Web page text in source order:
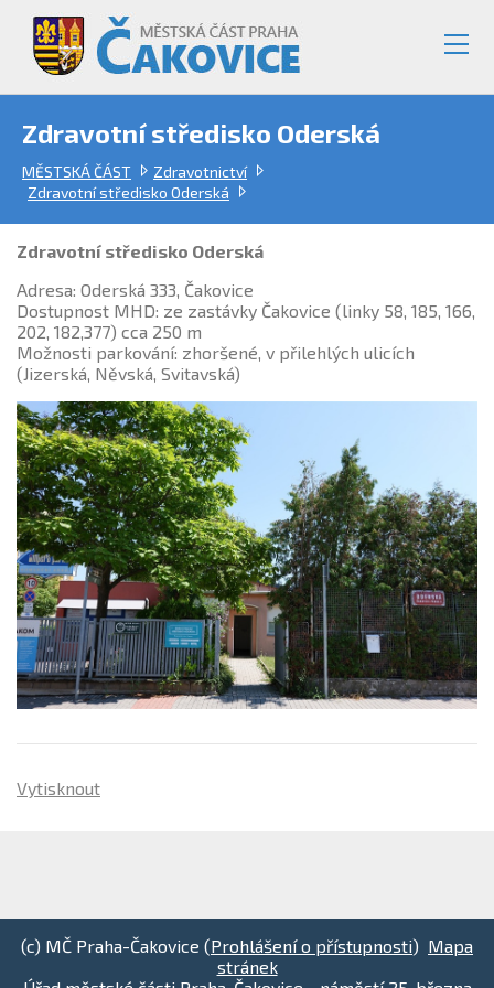
Zdravotní středisko Oderská
MĚSTSKÁ ČÁST
Zdravotnictví
Zdravotní středisko Oderská
Zdravotní středisko Oderská
Adresa: Oderská 333, Čakovice
Dostupnost MHD: ze zastávky Čakovice (linky 58, 185, 166,
202, 182,377) cca 250 m
Možnosti parkování: zhoršené, v přilehlých ulicích
(Jizerská, Něvská, Svitavská)
Vytisknout
(c) MČ Praha-Čakovice (Prohlášení o přístupnosti) Mapa
stránek